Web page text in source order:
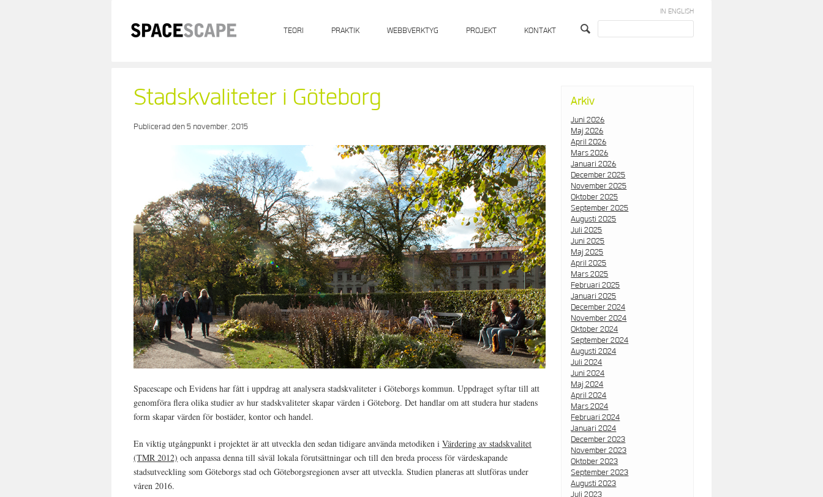
TEORI PRAKTIK WEBBVERKTYG PROJEKT KONTAKT
IN ENGLISH
Stadskvaliteter i Göteborg
Publicerad den5 november, 2015
Spacescape och Evidens har fått i uppdrag att analysera stadskvaliteter i Göteborgs kommun. Uppdraget syftar till att
genomföra flera olika studier av hur stadskvaliteter skapar värden i Göteborg. Det handlar om att studera hur stadens
form skapar värden för bostäder, kontor och handel.
En viktig utgångpunkt i projektet är att utveckla den sedan tidigare använda metodiken iVärdering av stadskvalitet
(TMR 2012) och anpassa denna till såväl lokala förutsättningar och till den breda process för värdeskapande
stadsutveckling som Göteborgs stad och Göteborgsregionen avser att utveckla. Studien planeras att slutföras under
våren 2016.
Arkiv
Juni 2026
Maj 2026
April 2026
Mars 2026
Januari 2026
December 2025
November 2025
Oktober 2025
September 2025
Augusti 2025
Juli 2025
Juni 2025
Maj 2025
April 2025
Mars 2025
Februari 2025
Januari 2025
December 2024
November 2024
Oktober 2024
September 2024
Augusti 2024
Juli 2024
Juni 2024
Maj 2024
April 2024
Mars 2024
Februari 2024
Januari 2024
December 2023
November 2023
Oktober 2023
September 2023
Augusti 2023
Juli 2023